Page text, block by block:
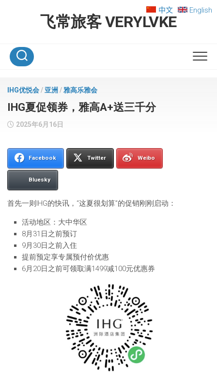
飞常旅客 VERYLVKE
中文 English
IHG优悦会/ 亚洲 /雅高乐雅会
IHG夏促领券，雅高A+送三千分
2025年6月16日
Facebook Twitter Weibo
Bluesky
首先一则IHG的快讯，“这夏很划算”的促销刚刚启动：
活动地区：大中华区
8月31日之前预订
9月30日之前入住
提前预定享专属预付价优惠
6月20日之前可领取满1499减100元优惠券